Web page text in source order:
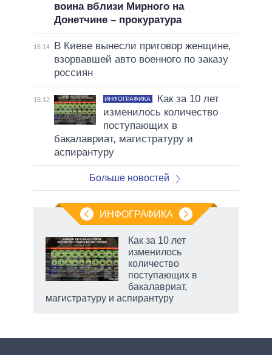
воина вблизи Мирного на
Донетчине – прокуратура
15:14
В Киеве вынесли приговор женщине,
взорвавшей авто военного по заказу
россиян
15:12 ИНФОГРАФИКА
Как за 10 лет
изменилось количество
поступающих в
бакалавриат, магистратуру и
аспирантуру
Больше новостей
ИНФОГРАФИКА
Как за 10 лет
изменилось
количество
поступающих в
бакалавриат,
магистратуру и аспирантуру